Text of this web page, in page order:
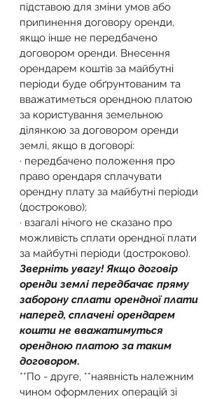
підставою для зміни умов або
припинення договору оренди,
якщо інше не передбачено
договором оренди. Внесення
орендарем коштів за майбутні
періоди буде обґрунтованим та
вважатиметься орендною платою
за користування земельною
ділянкою за договором оренди
землі, якщо в договорі:
· передбачено положення про
право орендаря сплачувати
орендну плату за майбутні періоди
(достроково);
· взагалі нічого не сказано про
можливість сплати орендної плати
за майбутні періоди (достроково).
Зверніть увагу! Якщо договір
оренди землі передбачає пряму
заборону сплати орендної плати
наперед, сплачені орендарем
кошти не вважатимуться
орендною платою за таким
договором.
**По - друге, **наявність належним
чином оформлених операцій зі